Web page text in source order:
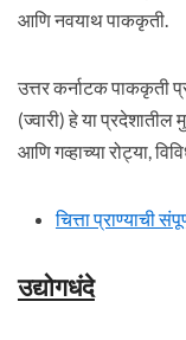
आणि नवयाथ पाककृती.
उत्तर कर्नाटक पाककृती
(ज्वारी) हे या प्रदेशातील
आणि गव्हाच्या रोट्या,
चित्ता प्राण्याची
उद्योगधंदे